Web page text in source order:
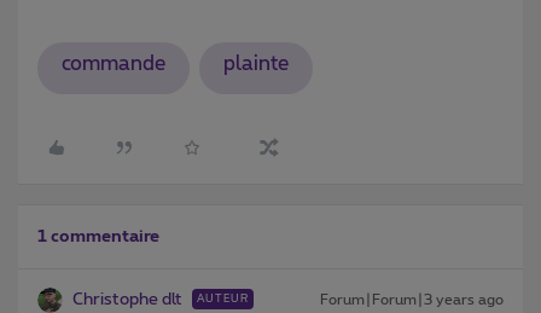
commande plainte
1 commentaire
Christophe dlt AUTEUR Forum|Forum|3 years ago